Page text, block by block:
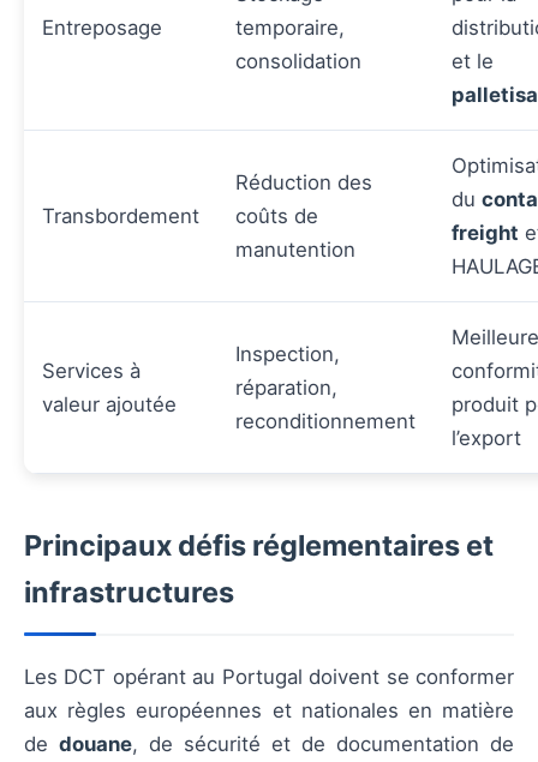
Entreposage
temporaire,
consolidation
et le
Transbordement
Réduction des
coûts de
manutention
du
freight
Services à
valeur ajoutée
Inspection,
réparation,
reconditionnement
Meilleure
produit
l’export
Principaux défis réglementaires et
infrastructures
Les DCT opérant au Portugal doivent se conformer
aux règles européennes et nationales en matière
de douane, de sécurité et de documentation de